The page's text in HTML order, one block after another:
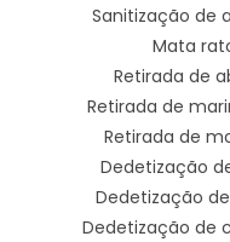
Sanitização de
Mata
Retirada de
Retirada de
Retirada de
Dedetização
Dedetização
Dedetização de